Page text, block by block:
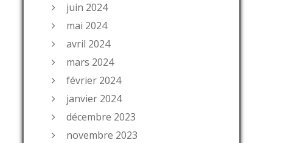
juin 2024
mai 2024
avril 2024
mars 2024
février 2024
janvier 2024
décembre 2023
novembre 2023